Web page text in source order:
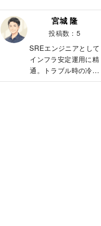
宮城 隆
投稿数：5
SREエンジニアとして
インフラ安定運用に精
通。トラブル時の冷静
な判断と改善提案が高